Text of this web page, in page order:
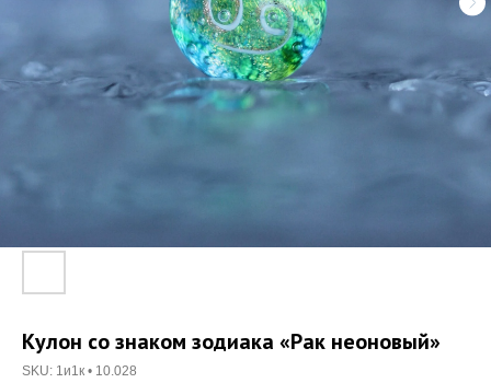
Кулон со знаком зодиака «Рак неоновый»
SKU: 1и1к • 10.028